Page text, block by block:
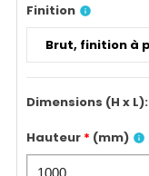
Finition info
Dimensions (H x L):
Hauteur * (mm) info